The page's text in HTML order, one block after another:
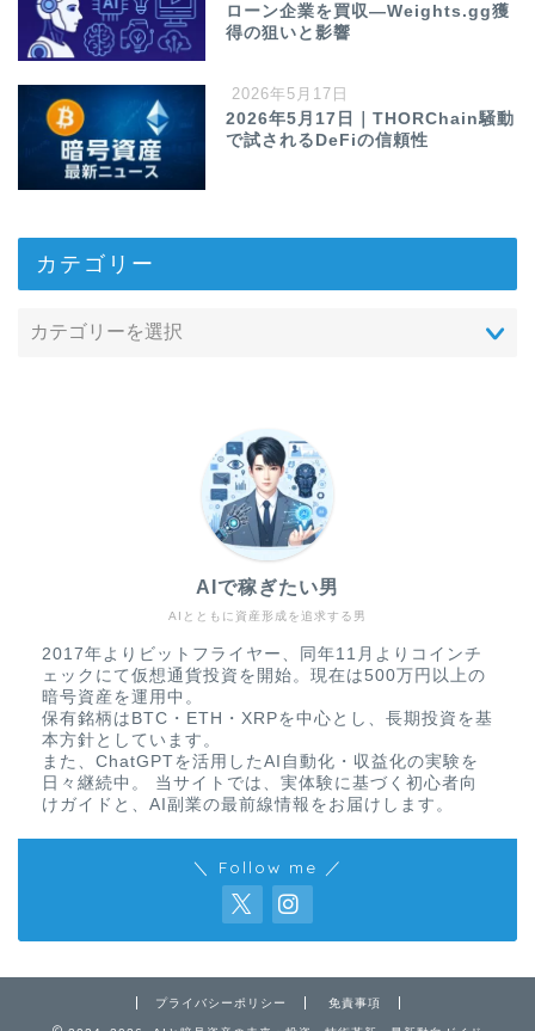
ローン企業を買収—Weights.gg獲
得の狙いと影響
2026年5月17日
2026年5月17日｜THORChain騒動
で試されるDeFiの信頼性
カテゴリー
AIとともに資産形成を追求する男
AIで稼ぎたい男
2017年よりビットフライヤー、同年11月よりコインチ
ェックにて仮想通貨投資を開始。現在は500万円以上の
暗号資産を運用中。
保有銘柄はBTC・ETH・XRPを中心とし、長期投資を基
本方針としています。
また、ChatGPTを活用したAI自動化・収益化の実験を
日々継続中。 当サイトでは、実体験に基づく初心者向
けガイドと、AI副業の最前線情報をお届けします。
＼ Follow me ／
プライバシーポリシー 免責事項